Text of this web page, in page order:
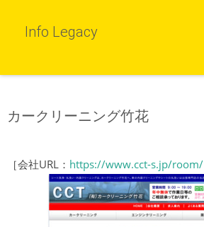
Info Legacy
カークリーニング竹花
［会社URL： https://www.cct-s.jp/room/